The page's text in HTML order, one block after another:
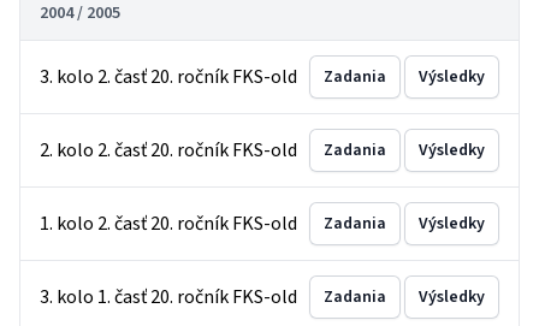
2004 / 2005
3. kolo 2. časť 20. ročník FKS-old Zadania Výsledky
2. kolo 2. časť 20. ročník FKS-old Zadania Výsledky
1. kolo 2. časť 20. ročník FKS-old Zadania Výsledky
3. kolo 1. časť 20. ročník FKS-old Zadania Výsledky